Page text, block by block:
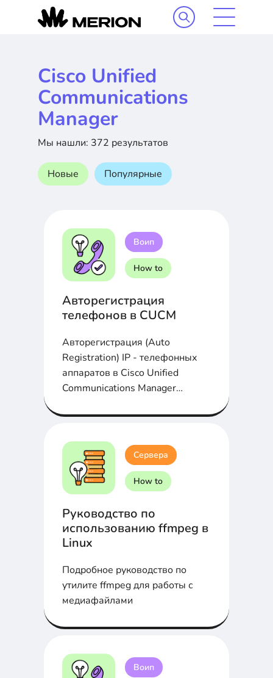
Cisco Unified
Communications
Manager
Мы нашли: 372 результатов
Новые Популярные
Воип
How to
Авторегистрация
телефонов в CUCM
Авторегистрация (Auto
Registration) IP - телефонных
аппаратов в Cisco Unified
Communications Manager
Сервера
How to
Руководство по
использованию ffmpeg в
Linux
Подробное руководство по
утилите ffmpeg для работы с
медиафайлами
Воип